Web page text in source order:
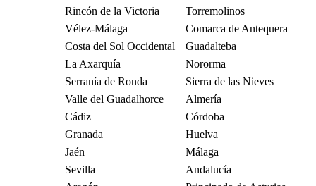
Rincón de la Victoria
Torremolinos
Vélez-Málaga
Comarca de Antequera
Costa del Sol Occidental
Guadalteba
La Axarquía
Nororma
Serranía de Ronda
Sierra de las Nieves
Valle del Guadalhorce
Almería
Cádiz
Córdoba
Granada
Huelva
Jaén
Málaga
Sevilla
Andalucía